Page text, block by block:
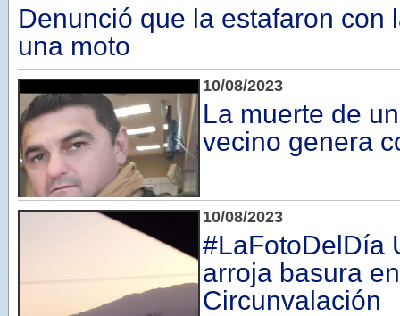
Denunció que la estafaron con
una moto
10/08/2023
La muerte de
vecino genera
10/08/2023
#LaFotoDelDía
arroja basura
Circunvalación